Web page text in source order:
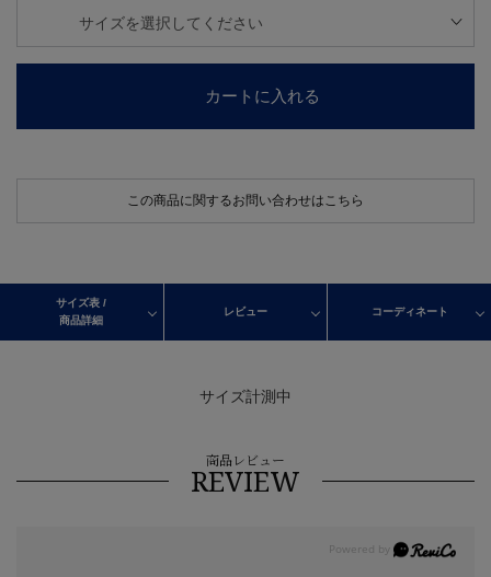
カートに入れる
この商品に関するお問い合わせはこちら
サイズ表 /
商品詳細
レビュー コーディネート
サイズ計測中
商品レビュー
REVIEW